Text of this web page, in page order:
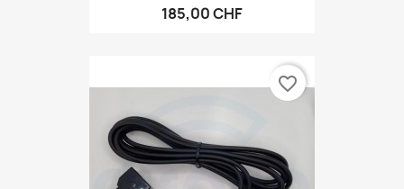
185,00 CHF
favorite_border